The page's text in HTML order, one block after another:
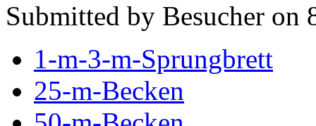
Submitted by Besucher on
1-m-3-m-Sprungbrett
25-m-Becken